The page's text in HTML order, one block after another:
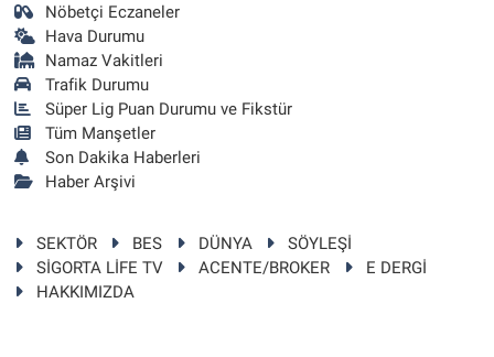
Nöbetçi Eczaneler
Hava Durumu
Namaz Vakitleri
Trafik Durumu
Süper Lig Puan Durumu ve Fikstür
Tüm Manşetler
Son Dakika Haberleri
Haber Arşivi
SEKTÖR BES DÜNYA
SÖYLEŞİ
SİGORTA LİFE TV
ACENTE/BROKER
E DERGİ
HAKKIMIZDA